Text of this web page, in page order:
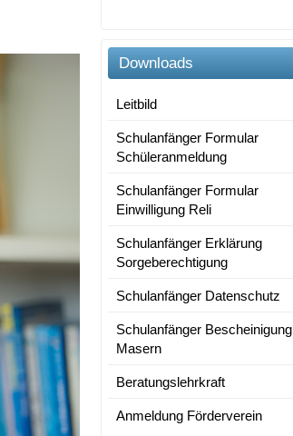
Downloads
Leitbild
Schulanfänger Formular
Schüleranmeldung
Schulanfänger Formular
Einwilligung Reli
Schulanfänger Erklärung
Sorgeberechtigung
Schulanfänger Datenschutz
Schulanfänger Bescheinigung
Masern
Beratungslehrkraft
Anmeldung Förderverein